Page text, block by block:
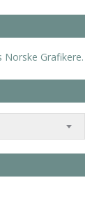
Grafikere.